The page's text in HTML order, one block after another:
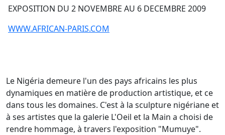
EXPOSITION DU 2 NOVEMBRE AU 6 DECEMBRE 2009
WWW.AFRICAN-PARIS.COM
Le Nigéria demeure l'un des pays africains les plus
dynamiques en matière de production artistique, et ce
dans tous les domaines. C'est à la sculpture nigériane et
à ses artistes que la galerie L'Oeil et la Main a choisi de
rendre hommage, à travers l'exposition "Mumuye".